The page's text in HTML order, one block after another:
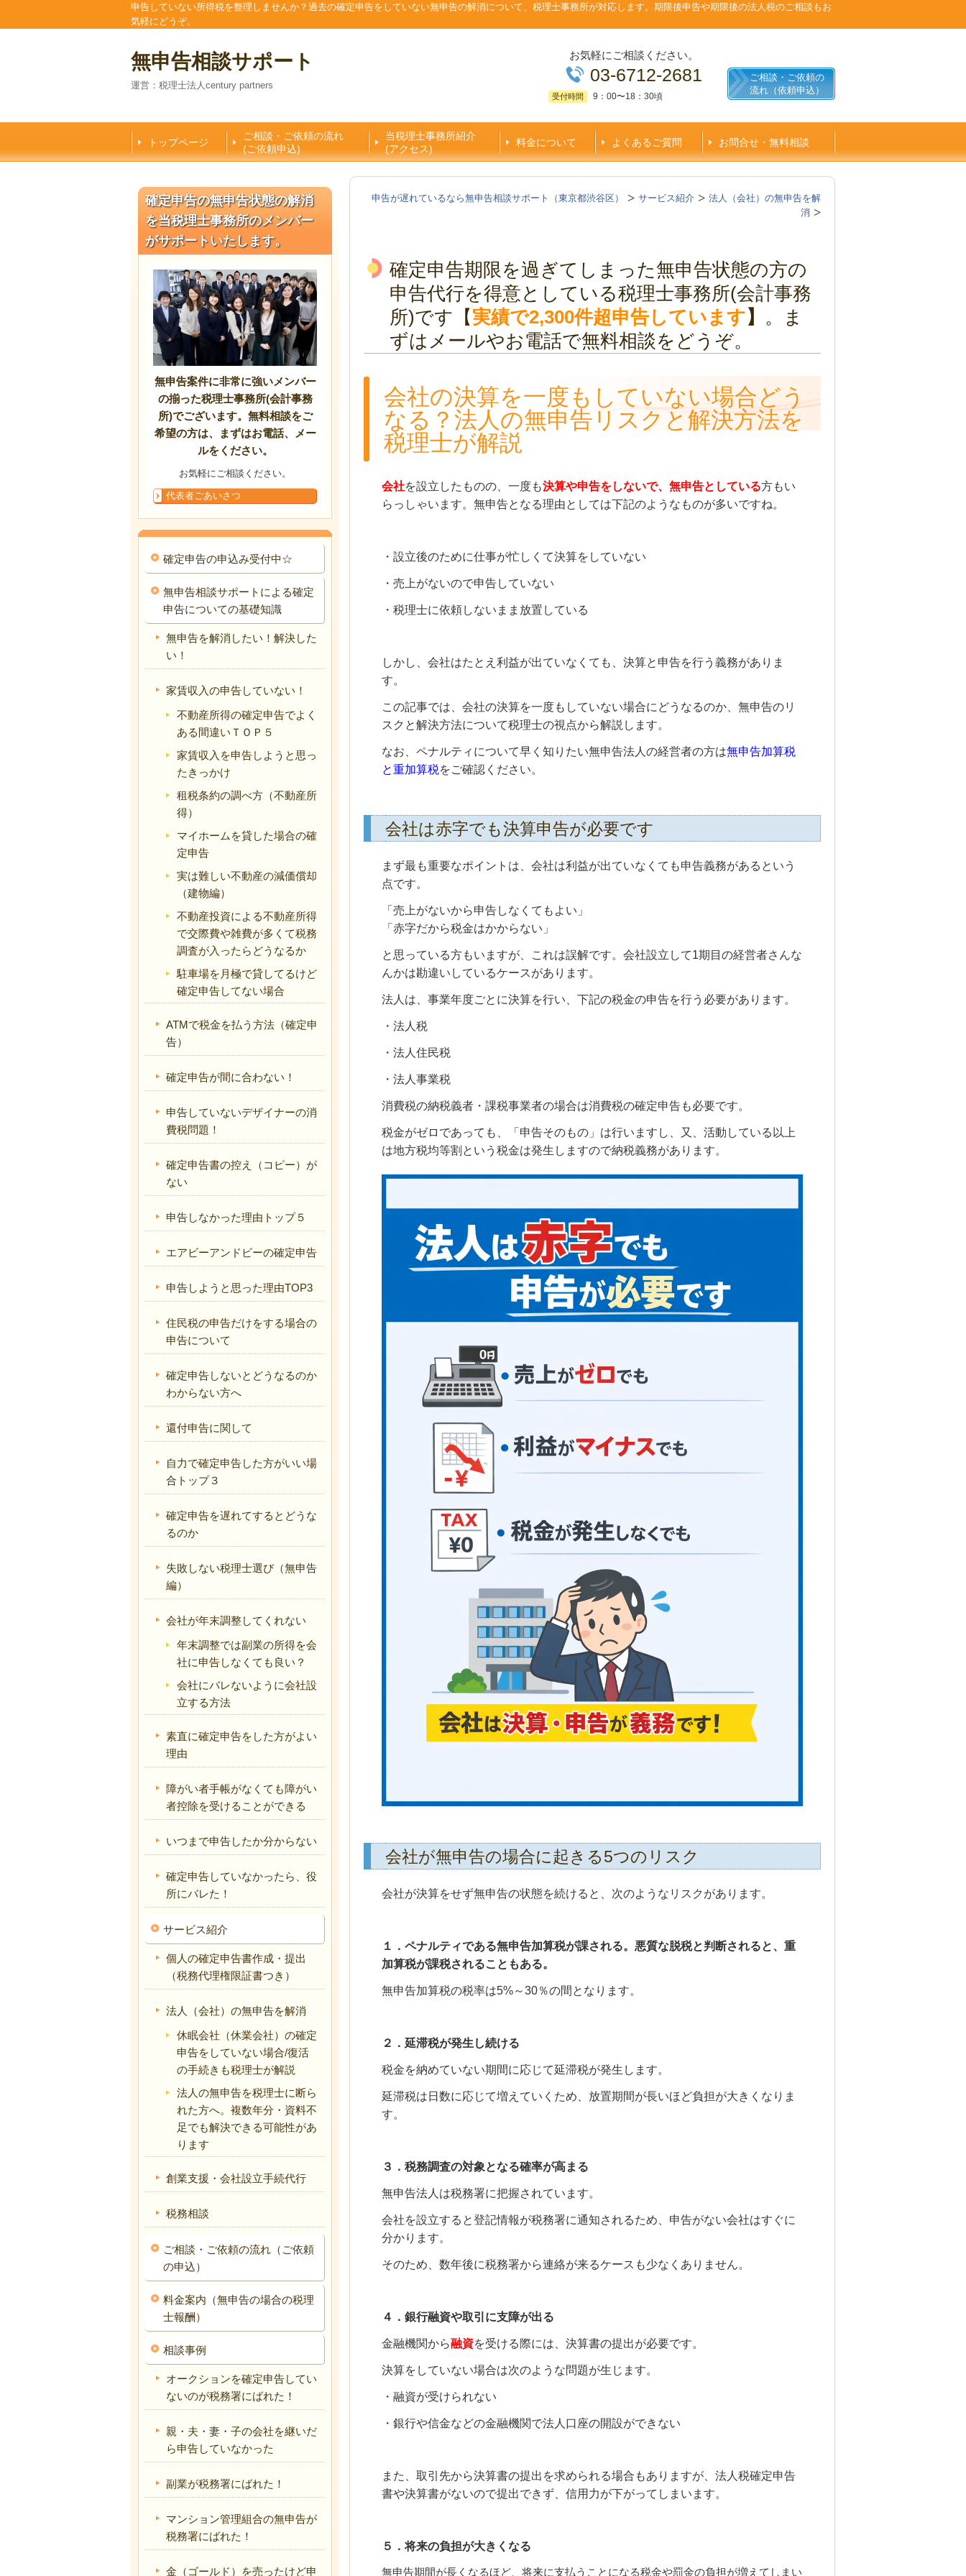
申告していない所得税を整理しませんか？過去の確定申告をしていない無申告の解消について、税理士事務所が対応します。期限後申告や期限後の法人税のご相談もお
気軽にどうぞ。
無申告相談サポート
運営：税理士法人century partners
お気軽にご相談ください。
03-6712-2681
受付時間 9：00〜18：30頃
ご相談・ご依頼の
流れ（依頼申込）
トップページ
ご相談・ご依頼の流れ
(ご依頼申込)
当税理士事務所紹介
(アクセス)
料金について よくあるご質問 お問合せ・無料相談
申告が遅れているなら無申告相談サポート（東京都渋谷区） サービス紹介
法人（会社）の無申告を解
消
確定申告期限を過ぎてしまった無申告状態の方の
申告代行を得意としている税理士事務所(会計事務
所)です【実績で2,300件超申告しています】 。ま
ずはメールやお電話で無料相談をどうぞ。
会社の決算を一度もしていない場合どう
なる？法人の無申告リスクと解決方法を
税理士が解説
会社を設立したものの、一度も決算や申告をしないで、無申告としている方もい
らっしゃいます。無申告となる理由としては下記のようなものが多いですね。
・設立後のために仕事が忙しくて決算をしていない
・売上がないので申告していない
・税理士に依頼しないまま放置している
しかし、会社はたとえ利益が出ていなくても、決算と申告を行う義務がありま
す。
この記事では、会社の決算を一度もしていない場合にどうなるのか、無申告のリ
スクと解決方法について税理士の視点から解説します。
なお、ペナルティについて早く知りたい無申告法人の経営者の方は無申告加算税
と重加算税をご確認ください。
会社は赤字でも決算申告が必要です
まず最も重要なポイントは、会社は利益が出ていなくても申告義務があるという
点です。
「売上がないから申告しなくてもよい」
「赤字だから税金はかからない」
と思っている方もいますが、これは誤解です。会社設立して1期目の経営者さんな
んかは勘違いしているケースがあります。
法人は、事業年度ごとに決算を行い、下記の税金の申告を行う必要があります。
・法人税
・法人住民税
・法人事業税
消費税の納税義者・課税事業者の場合は消費税の確定申告も必要です。
税金がゼロであっても、「申告そのもの」は行いますし、又、活動している以上
は地方税均等割という税金は発生しますので納税義務があります。
会社が無申告の場合に起きる5つのリスク
会社が決算をせず無申告の状態を続けると、次のようなリスクがあります。
１．ペナルティである無申告加算税が課される。悪質な脱税と判断されると、重
加算税が課税されることもある。
無申告加算税の税率は5%～30％の間となります。
２．延滞税が発生し続ける
税金を納めていない期間に応じて延滞税が発生します。
延滞税は日数に応じて増えていくため、放置期間が長いほど負担が大きくなりま
す。
３．税務調査の対象となる確率が高まる
無申告法人は税務署に把握されています。
会社を設立すると登記情報が税務署に通知されるため、申告がない会社はすぐに
分かります。
そのため、数年後に税務署から連絡が来るケースも少なくありません。
４．銀行融資や取引に支障が出る
金融機関から融資を受ける際には、決算書の提出が必要です。
決算をしていない場合は次のような問題が生じます。
・融資が受けられない
・銀行や信金などの金融機関で法人口座の開設ができない
また、取引先から決算書の提出を求められる場合もありますが、法人税確定申告
書や決算書がないので提出できず、信用力が下がってしまいます。
５．将来の負担が大きくなる
無申告期間が長くなるほど、将来に支払うことになる税金や罰金の負担が増えてしまい
確定申告の無申告状態の解消
を当税理士事務所のメンバー
がサポートいたします。
無申告案件に非常に強いメンバー
の揃った税理士事務所(会計事務
所)でございます。無料相談をご
希望の方は、まずはお電話、メー
ルをください。
お気軽にご相談ください。
代表者ごあいさつ
確定申告の申込み受付中☆
無申告相談サポートによる確定
申告についての基礎知識
無申告を解消したい！解決した
い！
家賃収入の申告していない！
不動産所得の確定申告でよく
ある間違いＴＯＰ５
家賃収入を申告しようと思っ
たきっかけ
租税条約の調べ方（不動産所
得）
マイホームを貸した場合の確
定申告
実は難しい不動産の減価償却
（建物編）
不動産投資による不動産所得
で交際費や雑費が多くて税務
調査が入ったらどうなるか
駐車場を月極で貸してるけど
確定申告してない場合
ATMで税金を払う方法（確定申
告）
確定申告が間に合わない！
申告していないデザイナーの消
費税問題！
確定申告書の控え（コピー）が
ない
申告しなかった理由トップ５
エアビーアンドビーの確定申告
申告しようと思った理由TOP3
住民税の申告だけをする場合の
申告について
確定申告しないとどうなるのか
わからない方へ
還付申告に関して
自力で確定申告した方がいい場
合トップ３
確定申告を遅れてするとどうな
るのか
失敗しない税理士選び（無申告
編）
会社が年末調整してくれない
年末調整では副業の所得を会
社に申告しなくても良い？
会社にバレないように会社設
立する方法
素直に確定申告をした方がよい
理由
障がい者手帳がなくても障がい
者控除を受けることができる
いつまで申告したか分からない
確定申告していなかったら、役
所にバレた！
サービス紹介
個人の確定申告書作成・提出
（税務代理権限証書つき）
法人（会社）の無申告を解消
休眠会社（休業会社）の確定
申告をしていない場合/復活
の手続きも税理士が解説
法人の無申告を税理士に断ら
れた方へ。複数年分・資料不
足でも解決できる可能性があ
ります
創業支援・会社設立手続代行
税務相談
ご相談・ご依頼の流れ（ご依頼
の申込）
料金案内（無申告の場合の税理
士報酬）
相談事例
オークションを確定申告してい
ないのが税務署にばれた！
親・夫・妻・子の会社を継いだ
ら申告していなかった
副業が税務署にばれた！
マンション管理組合の無申告が
税務署にばれた！
金（ゴールド）を売ったけど申